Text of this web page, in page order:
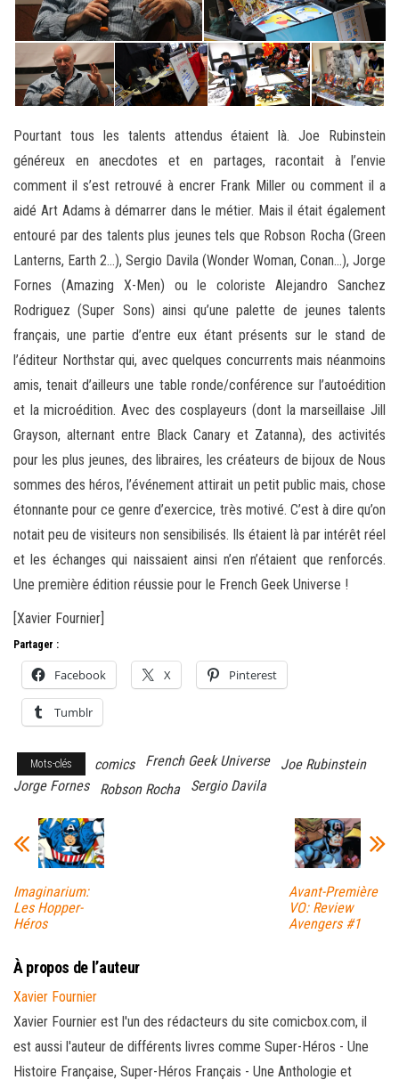
Pourtant tous les talents attendus étaient là. Joe Rubinstein
généreux en anecdotes et en partages, racontait à l’envie
comment il s’est retrouvé à encrer Frank Miller ou comment il a
aidé Art Adams à démarrer dans le métier. Mais il était également
entouré par des talents plus jeunes tels que Robson Rocha (Green
Lanterns, Earth 2…), Sergio Davila (Wonder Woman, Conan…), Jorge
Fornes (Amazing X-Men) ou le coloriste Alejandro Sanchez
Rodriguez (Super Sons) ainsi qu’une palette de jeunes talents
français, une partie d’entre eux étant présents sur le stand de
l’éditeur Northstar qui, avec quelques concurrents mais néanmoins
amis, tenait d’ailleurs une table ronde/conférence sur l’autoédition
et la microédition. Avec des cosplayeurs (dont la marseillaise Jill
Grayson, alternant entre Black Canary et Zatanna), des activités
pour les plus jeunes, des libraires, les créateurs de bijoux de Nous
sommes des héros, l’événement attirait un petit public mais, chose
étonnante pour ce genre d’exercice, très motivé. C’est à dire qu’on
notait peu de visiteurs non sensibilisés. Ils étaient là par intérêt réel
et les échanges qui naissaient ainsi n’en n’étaient que renforcés.
Une première édition réussie pour le French Geek Universe !
[Xavier Fournier]
Partager :
Facebook X Pinterest
Tumblr
Mots-clés comics French Geek Universe
Joe Rubinstein
Jorge Fornes
Robson Rocha Sergio Davila
Imaginarium:
Les Hopper-
Héros
Avant-Première
VO: Review
Avengers #1
À propos de l’auteur
Xavier Fournier
Xavier Fournier est l'un des rédacteurs du site comicbox.com, il
est aussi l'auteur de différents livres comme Super-Héros - Une
Histoire Française, Super-Héros Français - Une Anthologie et